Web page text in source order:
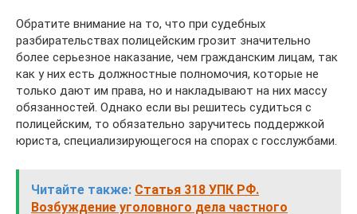
Обратите внимание на то, что при судебных
разбирательствах полицейским грозит значительно
более серьезное наказание, чем гражданским лицам, так
как у них есть должностные полномочия, которые не
только дают им права, но и накладывают на них массу
обязанностей. Однако если вы решитесь судиться с
полицейским, то обязательно заручитесь поддержкой
юриста, специализирующегося на спорах с госслужбами.
Читайте также: Статья 318 УПК РФ.
Возбуждение уголовного дела частного